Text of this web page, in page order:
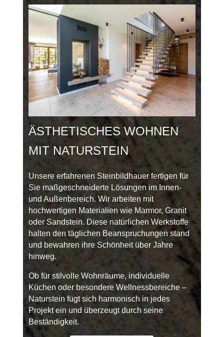
ÄSTHETISCHES WOHNEN
MIT NATURSTEIN
Unsere erfahrenen Steinbildhauer fertigen für
Sie maßgeschneiderte Lösungen im Innen-
und Außenbereich. Wir arbeiten mit
hochwertigen Materialien wie Marmor, Granit
oder Sandstein. Diese natürlichen Werkstoffe
halten den täglichen Beanspruchungen stand
und bewahren ihre Schönheit über Jahre
hinweg.
Ob für stilvolle Wohnräume, individuelle
Küchen oder besondere Wellnessbereiche –
Naturstein fügt sich harmonisch in jedes
Projekt ein und überzeugt durch seine
Beständigkeit.